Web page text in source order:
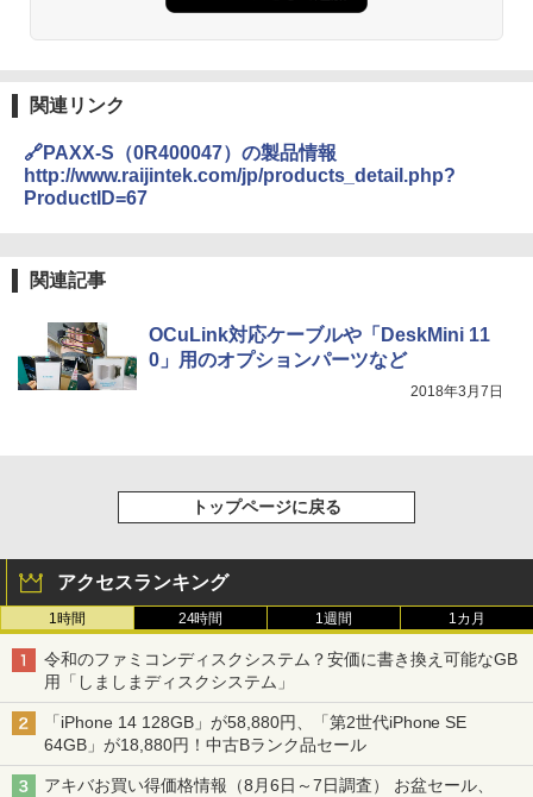
関連リンク
🔗PAXX-S（0R400047）の製品情報
http://www.raijintek.com/jp/products_detail.php?
ProductID=67
関連記事
OCuLink対応ケーブルや「DeskMini 11
0」用のオプションパーツなど
2018年3月7日
トップページに戻る
アクセスランキング
1時間 24時間 1週間 1カ月
令和のファミコンディスクシステム？安価に書き換え可能なGB
用「しましまディスクシステム」
「iPhone 14 128GB」が58,880円、「第2世代iPhone SE
64GB」が18,880円！中古Bランク品セール
アキバお買い得価格情報（8月6日～7日調査） お盆セール、